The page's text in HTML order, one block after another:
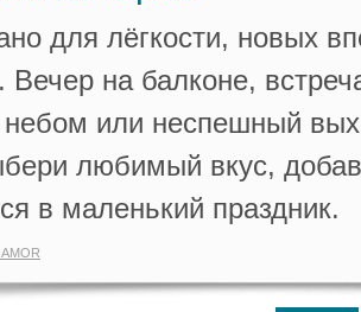
для лёгкости, новых
Вечер на балконе,
или неспешный
любимый вкус,
в маленький праздник.
AMOR